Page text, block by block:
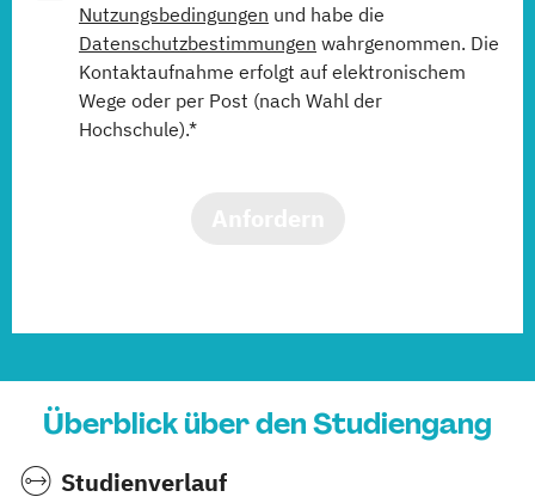
Nutzungsbedingungen und habe die
Datenschutzbestimmungen wahrgenommen. Die
Kontaktaufnahme erfolgt auf elektronischem
Wege oder per Post (nach Wahl der
Hochschule).*
Überblick über den Studiengang
Studienverlauf